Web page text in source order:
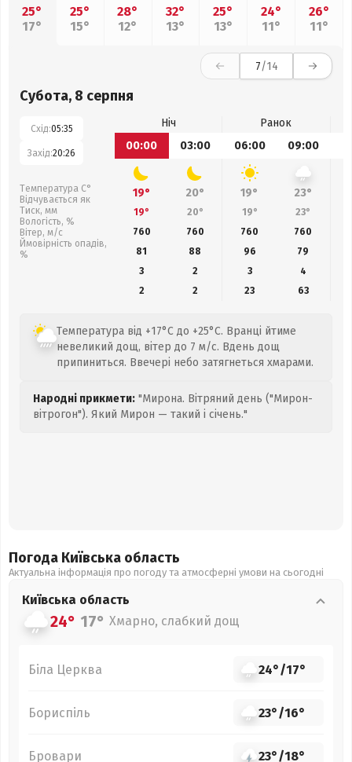
25°
17°
25°
15°
28°
12°
32°
13°
25°
13°
24°
11°
26°
11°
7/14
Субота, 8 серпня
Схід:05:35
Захід:20:26
Температура С°
Відчувається як
Тиск, мм
Вологість, %
Вітер, м/с
Ймовірність опадів,
%
Ніч
Ранок
00:00
03:00 06:00 09:00
19° 20° 19° 23°
19° 20° 19° 23°
760
760 760 760
81
88 96 79
3
2 3
4
2
2 23 63
Температура від +17°C до +25°C. Вранці йтиме
невеликий дощ, вітер до 7 м/с. Вдень дощ
припиниться. Ввечері небо затягнеться хмарами.
Народні прикмети: "Мирона. Вітряний день ("Мирон-
вітрогон"). Який Мирон — такий і січень."
Погода Київська область
Актуальна інформація про погоду та атмосферні умови на сьогодні
Київська область
24° 17° Хмарно, слабкий дощ
Біла Церква 24°/17°
Бориспіль 23°/16°
Бровари 23°/18°